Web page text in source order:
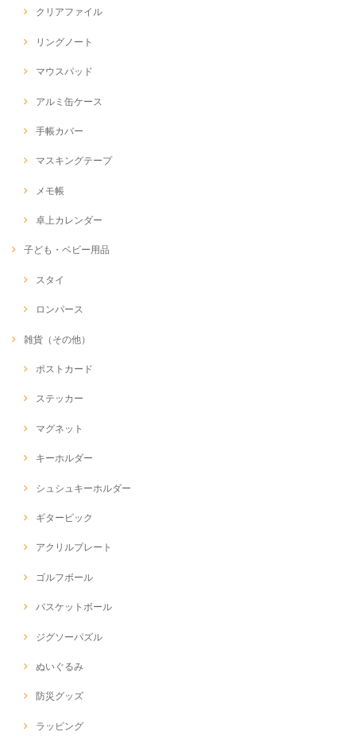
クリアファイル
リングノート
マウスパッド
アルミ缶ケース
手帳カバー
マスキングテープ
メモ帳
卓上カレンダー
子ども・ベビー用品
スタイ
ロンパース
雑貨（その他）
ポストカード
ステッカー
マグネット
キーホルダー
シュシュキーホルダー
ギターピック
アクリルプレート
ゴルフボール
バスケットボール
ジグソーパズル
ぬいぐるみ
防災グッズ
ラッピング